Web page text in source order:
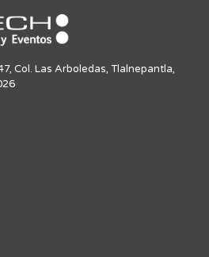
Col. Las Arboledas, Tlalnepantla,